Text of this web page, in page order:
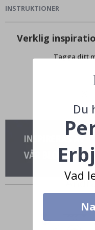
INSTRUKTIONER
Verklig
Tagga ditt
Du
Vad